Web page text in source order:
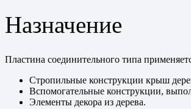
Назначение
Пластина соединительного типа
Стропильные конструкции крыш
Вспомогательные конструкции,
Элементы декора из дерева.